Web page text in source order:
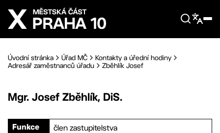
Přejít na hlavní obsah
Úvodní stránka Úřad MČ
Kontakty a úřední hodiny
Adresář zaměstnanců úřadu
Zběhlík Josef
Mgr. Josef Zběhlík, DiS.
Funkce člen zastupitelstva